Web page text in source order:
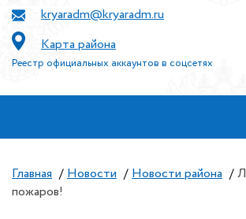
kryaradm@kryaradm.ru
Карта района
Реестр официальных аккаунтов в соцсетях
Главная / Новости / Новости района /
пожаров!